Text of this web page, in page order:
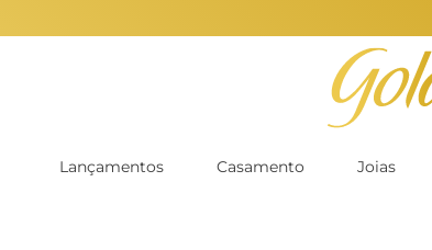
Lançamentos Casamento Joias